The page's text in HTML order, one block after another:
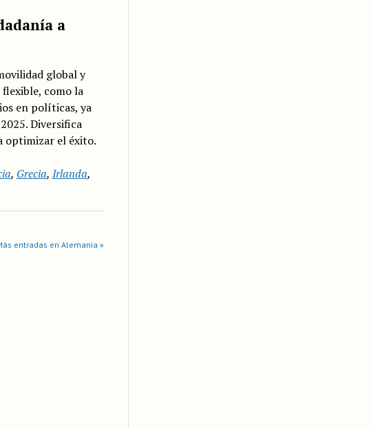
a
global y
como la
en políticas, ya
Diversifica
optimizar el éxito.
, Grecia, Irlanda,
entradas en Alemania »